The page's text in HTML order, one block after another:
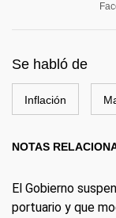
Se habló de
Inflación
NOTAS
El Gobierno
portuario y que